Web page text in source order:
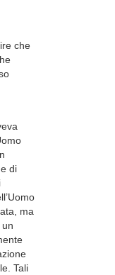
che
di
ma
Tali